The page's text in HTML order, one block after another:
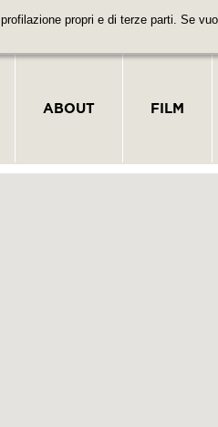
propri e di terze parti. Se
ABOUT FILM